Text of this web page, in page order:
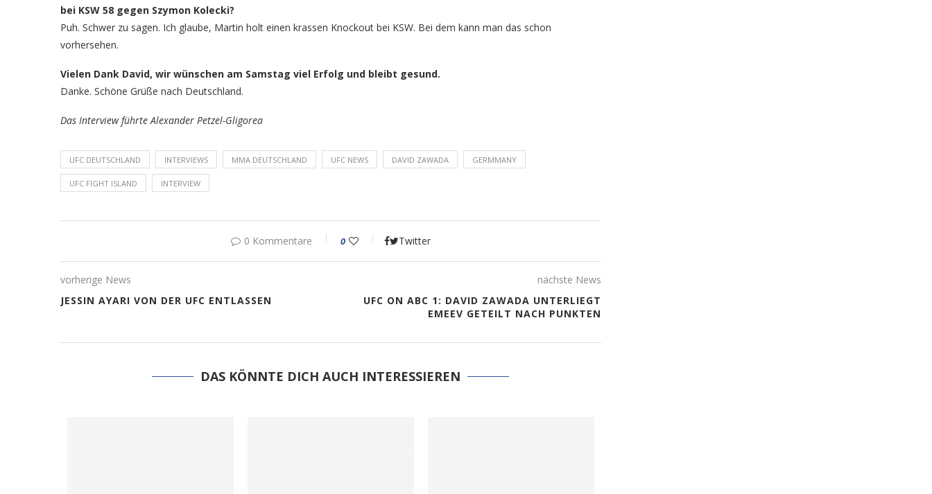
bei KSW 58 gegen Szymon Kolecki?
Puh. Schwer zu sagen. Ich glaube, Martin holt einen krassen Knockout bei KSW. Bei dem kann man das schon
vorhersehen.
Vielen Dank David, wir wünschen am Samstag viel Erfolg und bleibt gesund.
Danke. Schöne Grüße nach Deutschland.
Das Interview führte Alexander Petzel-Gligorea
UFC DEUTSCHLAND INTERVIEWS MMA DEUTSCHLAND UFC NEWS DAVID ZAWADA GERMMANY
UFC FIGHT ISLAND INTERVIEW
0 Kommentare 0 Twitter
vorherige News
JESSIN AYARI VON DER UFC ENTLASSEN
nächste News
UFC ON ABC 1: DAVID ZAWADA UNTERLIEGT
EMEEV GETEILT NACH PUNKTEN
DAS KÖNNTE DICH AUCH INTERESSIEREN